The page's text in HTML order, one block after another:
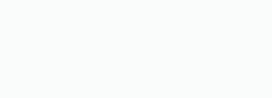
os seus funcionários.
usando a plataforma do sistema de gerenciamento de